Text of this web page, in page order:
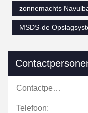
zonnemachts
MSDS-de
Contactpersonen:
Telefoon: